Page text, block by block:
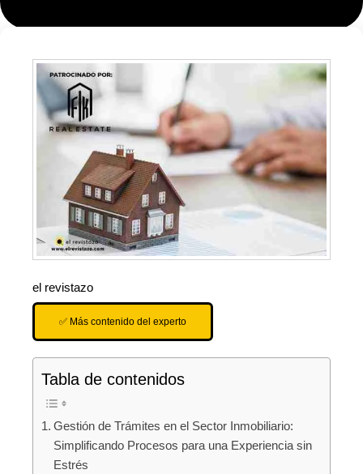
el revistazo
✅ Más contenido del experto
Tabla de contenidos
Gestión de Trámites en el Sector Inmobiliario:
Simplificando Procesos para una Experiencia sin
Estrés